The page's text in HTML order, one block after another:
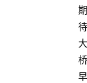
期
待
大
桥
早